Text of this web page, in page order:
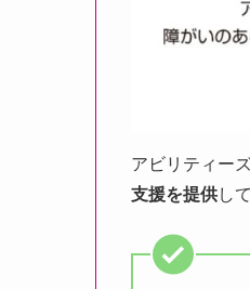
アビリティー
支援を提供し